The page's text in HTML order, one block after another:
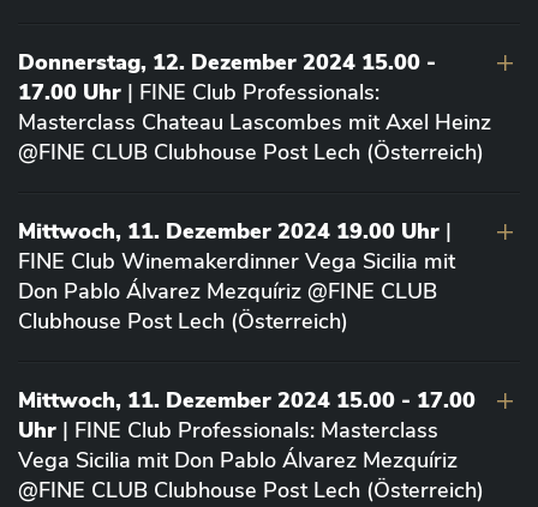
Donnerstag, 12. Dezember 2024 15.00 -
17.00 Uhr | FINE Club Professionals:
Masterclass Chateau Lascombes mit Axel Heinz
@FINE CLUB Clubhouse Post Lech (Österreich)
Mittwoch, 11. Dezember 2024 19.00 Uhr |
FINE Club Winemakerdinner Vega Sicilia mit
Don Pablo Álvarez Mezquíriz @FINE CLUB
Clubhouse Post Lech (Österreich)
Mittwoch, 11. Dezember 2024 15.00 - 17.00
Uhr | FINE Club Professionals: Masterclass
Vega Sicilia mit Don Pablo Álvarez Mezquíriz
@FINE CLUB Clubhouse Post Lech (Österreich)